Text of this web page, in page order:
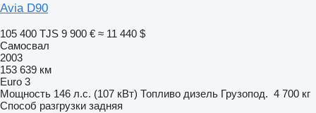
Avia D90
105 400 TJS 9 900 € ≈ 11 440 $
Самосвал
2003
153 639 км
Euro 3
Мощность 146 л.с. (107 кВт) Топливо дизель Грузопод. 4 700 кг
Способ разгрузки задняя